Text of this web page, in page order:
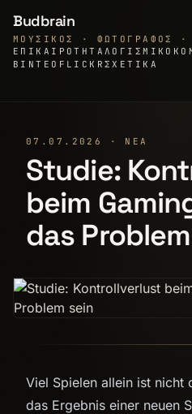
Budbrain
ΜΟΥΣΙΚΌΣ · ΦΩΤΟΓΡΆΦΟΣ ·
ΕΠΙΚΑΙΡΌΤΗΤΑΛΟΓΙΣΜΙΚΌ
ΒΊΝΤΕΟ FLICKRΣΧΕΤΙΚΆ
07.07.2026 · ΝΈΑ
Studie:
beim
das
Viel Spielen allein ist nicht
das Ergebnis einer neuen